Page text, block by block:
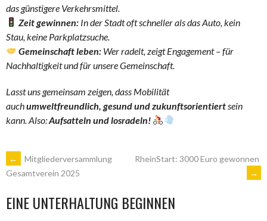
das günstigere Verkehrsmittel.
Zeit gewinnen: In der Stadt oft schneller als das Auto, kein
Stau, keine Parkplatzsuche.
Gemeinschaft leben: Wer radelt, zeigt Engagement – für
Nachhaltigkeit und für unsere Gemeinschaft.
Lasst uns gemeinsam zeigen, dass Mobilität
auchumweltfreundlich, gesund und zukunftsorientiert sein
kann. Also:Aufsatteln und losradeln!
ARTIKEL-
NAVIGATION
←
Mitgliederversammlung
Gesamtverein 2025
RheinStart: 3000 Euro gewonnen
→
EINE UNTERHALTUNG BEGINNEN